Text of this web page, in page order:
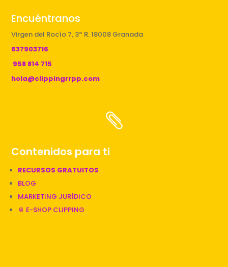
Encuéntranos
Virgen del Rocío 7, 3º R. 18008 Granada
637903716
958 814 715
hola@clippingrrpp.com

Contenidos para ti
RECURSOS GRATUITOS
BLOG
MARKETING JURÍDICO
📎 E-SHOP CLIPPING